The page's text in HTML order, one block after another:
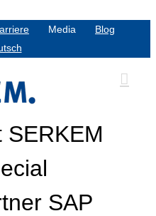
Media Blog
SERKEM
SAP